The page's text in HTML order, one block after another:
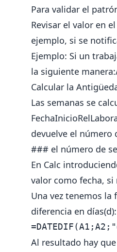
Para validar el
Revisar el valor en
ejemplo, si se
Ejemplo: Si un
la siguiente
Calcular la
Las semanas se
devuelve el número
### el número de
En Calc
valor como fecha,
Una vez tenemos
diferencia en días(d):
Al resultado hay